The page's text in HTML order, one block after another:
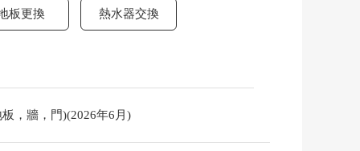
板更換 熱水器交換
，牆，門)(2026年6月)